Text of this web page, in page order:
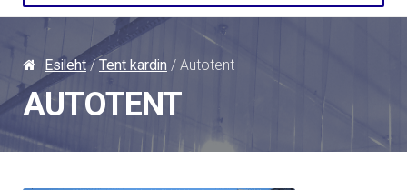
Hinnapäring
Kontakt
Paigaldus
PVC Kardinad
E-Pood
Esileht/ Tent kardin / Autotent
AUTOTENT